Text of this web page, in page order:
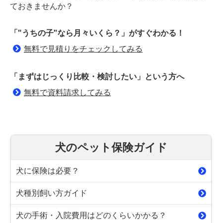
ておきませんか？
「"うちの子"なら月々いくら？」がすぐわかる！
無料で見積りをチェックしてみる
「まずはじっくり比較・検討したい」という方へ
無料で資料請求してみる
犬のペット保険ガイド
犬に保険は必要？
犬種別飼い方ガイド
犬の手術・入院費用はどのくらいかかる？